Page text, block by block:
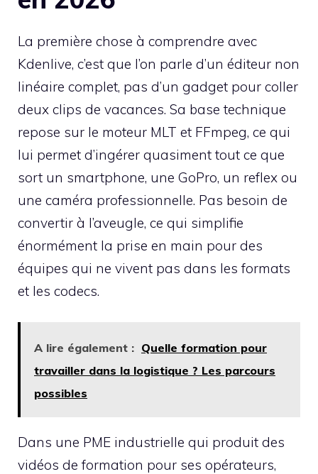
La première chose à comprendre avec
Kdenlive, c’est que l’on parle d’un éditeur non
linéaire complet, pas d’un gadget pour coller
deux clips de vacances. Sa base technique
repose sur le moteur MLT et FFmpeg, ce qui
lui permet d’ingérer quasiment tout ce que
sort un smartphone, une GoPro, un reflex ou
une caméra professionnelle. Pas besoin de
convertir à l’aveugle, ce qui simplifie
énormément la prise en main pour des
équipes qui ne vivent pas dans les formats
et les codecs.
A lire également : Quelle formation pour
travailler dans la logistique ? Les parcours
possibles
Dans une PME industrielle qui produit des
vidéos de formation pour ses opérateurs,